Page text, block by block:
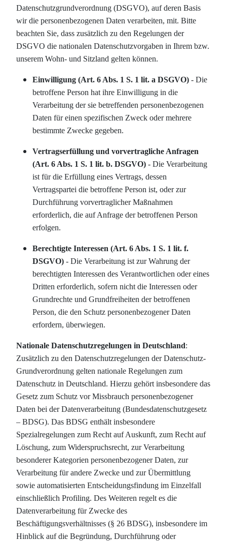
Datenschutzgrundverordnung (DSGVO), auf deren Basis
wir die personenbezogenen Daten verarbeiten, mit. Bitte
beachten Sie, dass zusätzlich zu den Regelungen der
DSGVO die nationalen Datenschutzvorgaben in Ihrem bzw.
unserem Wohn- und Sitzland gelten können.
Einwilligung (Art. 6 Abs. 1 S. 1 lit. a DSGVO) - Die
betroffene Person hat ihre Einwilligung in die
Verarbeitung der sie betreffenden personenbezogenen
Daten für einen spezifischen Zweck oder mehrere
bestimmte Zwecke gegeben.
Vertragserfüllung und vorvertragliche Anfragen
(Art. 6 Abs. 1 S. 1 lit. b. DSGVO) - Die Verarbeitung
ist für die Erfüllung eines Vertrags, dessen
Vertragspartei die betroffene Person ist, oder zur
Durchführung vorvertraglicher Maßnahmen
erforderlich, die auf Anfrage der betroffenen Person
erfolgen.
Berechtigte Interessen (Art. 6 Abs. 1 S. 1 lit. f.
DSGVO) - Die Verarbeitung ist zur Wahrung der
berechtigten Interessen des Verantwortlichen oder eines
Dritten erforderlich, sofern nicht die Interessen oder
Grundrechte und Grundfreiheiten der betroffenen
Person, die den Schutz personenbezogener Daten
erfordern, überwiegen.
Nationale Datenschutzregelungen in Deutschland:
Zusätzlich zu den Datenschutzregelungen der Datenschutz-
Grundverordnung gelten nationale Regelungen zum
Datenschutz in Deutschland. Hierzu gehört insbesondere das
Gesetz zum Schutz vor Missbrauch personenbezogener
Daten bei der Datenverarbeitung (Bundesdatenschutzgesetz
– BDSG). Das BDSG enthält insbesondere
Spezialregelungen zum Recht auf Auskunft, zum Recht auf
Löschung, zum Widerspruchsrecht, zur Verarbeitung
besonderer Kategorien personenbezogener Daten, zur
Verarbeitung für andere Zwecke und zur Übermittlung
sowie automatisierten Entscheidungsfindung im Einzelfall
einschließlich Profiling. Des Weiteren regelt es die
Datenverarbeitung für Zwecke des
Beschäftigungsverhältnisses (§ 26 BDSG), insbesondere im
Hinblick auf die Begründung, Durchführung oder